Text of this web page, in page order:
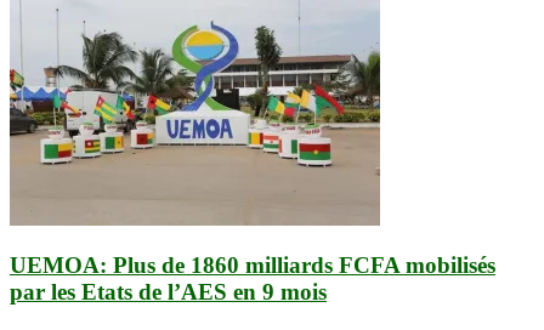
UEMOA: Plus de 1860 milliards FCFA mobilisés
par les Etats de l’AES en 9 mois